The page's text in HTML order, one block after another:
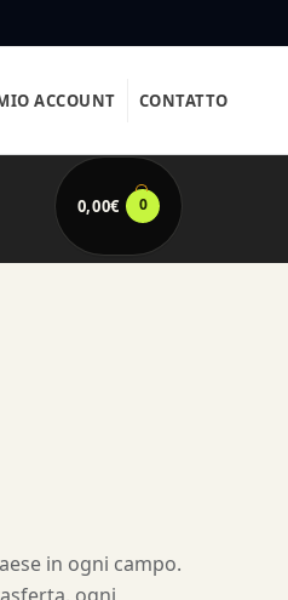
ACCOUNT CONTATTO
0,00€ 0
in ogni campo.